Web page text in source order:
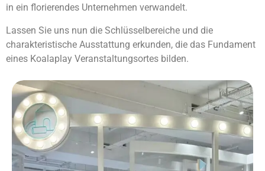
in ein florierendes Unternehmen verwandelt.
Lassen Sie uns nun die Schlüsselbereiche und die
charakteristische Ausstattung erkunden, die das Fundament
eines Koalaplay Veranstaltungsortes bilden.